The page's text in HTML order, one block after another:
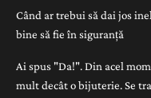
Când ar trebui să dai jos
bine să fie în siguranță
Ai spus "Da!". Din acel
mult decât o bijuterie. Se